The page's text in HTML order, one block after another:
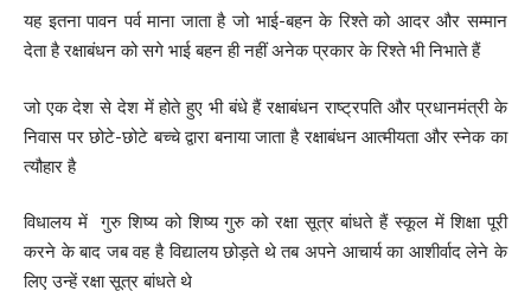
यह इतना पावन पर्व माना जाता है जो भाई-बहन के रिश्ते को आदर और सम्मान
देता है रक्षाबंधन को सगे भाई बहन ही नहीं अनेक प्रकार के रिश्ते भी निभाते हैं
जो एक देश से देश में होते हुए भी बंधे हैं रक्षाबंधन राष्ट्रपति और प्रधानमंत्री के
निवास पर छोटे-छोटे बच्चे द्वारा बनाया जाता है रक्षाबंधन आत्मीयता और स्नेक का
त्यौहार है
विधालय में गुरु शिष्य को शिष्य गुरु को रक्षा सूत्र बांधते हैं स्कूल में शिक्षा पूरी
करने के बाद जब वह है विद्यालय छोड़ते थे तब अपने आचार्य का आशीर्वाद लेने के
लिए उन्हें रक्षा सूत्र बांधते थे